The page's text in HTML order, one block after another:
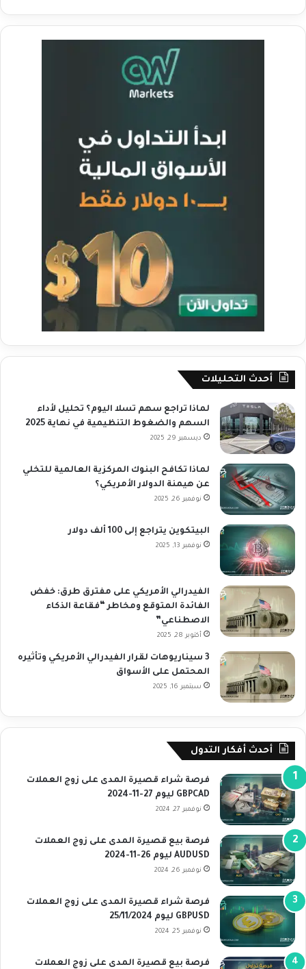
أحدث التحليلات
لماذا تراجع سهم تسلا اليوم؟ تحليل لأداء
السهم والضغوط التنظيمية في نهاية 2025
ديسمبر 29, 2025
لماذا تكافح البنوك المركزية العالمية للتخلي
عن هيمنة الدولار الأمريكي؟
نوفمبر 26, 2025
البيتكوين يتراجع إلى 100 ألف دولار
نوفمبر 13, 2025
الفيدرالي الأمريكي على مفترق طرق: خفض
الفائدة المتوقع ومخاطر “فقاعة الذكاء
الاصطناعي”
أكتوبر 28, 2025
3 سيناريوهات لقرار الفيدرالي الأمريكي وتأثيره
المحتمل على الأسواق
سبتمبر 16, 2025
أحدث أفكار التدول
فرصة شراء قصيرة المدى على زوج العملات
GBPCAD ليوم 27-11-2024
نوفمبر 27, 2024
فرصة بيع قصيرة المدى على زوج العملات
AUDUSD ليوم 26-11-2024
نوفمبر 26, 2024
فرصة شراء قصيرة المدى على زوج العملات
GBPUSD ليوم 25/11/2024
نوفمبر 25, 2024
فرصة بيع قصيرة المدى على زوج العملات